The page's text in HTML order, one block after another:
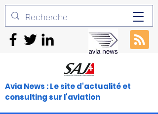
Avia News : Le site d'actualité et
consulting sur l'aviation